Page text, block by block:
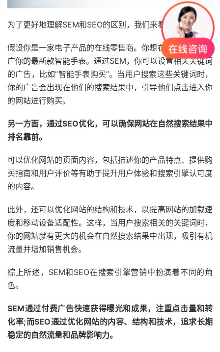
为了更好地理解SEM和SEO的区别，我们来看一个案例。
假设你是一家电子产品的在线零售商。你想在搜索引擎上推
广你的最新款智能手表。通过SEM，你可以设置相关关键词
的广告，比如”智能手表购买”。当用户搜索这些关键词时，
你的广告会出现在他们的搜索结果中，引导他们点击进入你
的网站进行购买。
另一方面，通过SEO优化，可以确保网站在自然搜索结果中
排名靠前。
可以优化网站的页面内容，包括描述你的产品特点、提供购
买指南和用户评价等有助于提升用户体验和搜索引擎认可度
的内容。
此外，还可以优化网站的结构和技术，以提高网站的加载速
度和移动设备适配性。这样，当用户搜索相关的关键词时，
你的网站就有更大的机会在自然搜索结果中出现，吸引有机
流量并增加销售机会。
综上所述，SEM和SEO在搜索引擎营销中扮演着不同的角
色。
SEM通过付费广告快速获得曝光和成果，注重点击量和转
化率;而SEO通过优化网站的内容、结构和技术，追求长期
稳定的自然流量和品牌影响力。